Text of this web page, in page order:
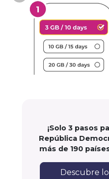
¡Solo 3 pasos
República
más de 190
Descubre